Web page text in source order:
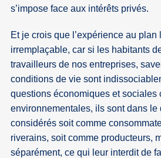
s’impose face aux intérêts privés.
Et je crois que l’expérience au plan
irremplaçable, car si les habitants
travailleurs de nos entreprises,
conditions de vie sont
questions économiques et sociales
environnementales, ils sont dans le
considérés soit comme
riverains, soit comme producteurs,
séparément, ce qui leur interdit de